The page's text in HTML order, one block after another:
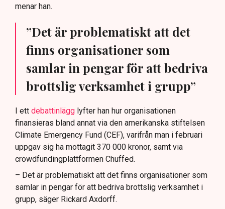
menar han.
”Det är problematiskt att det
finns organisationer som
samlar in pengar för att bedriva
brottslig verksamhet i grupp”
I ett debattinlägg lyfter han hur organisationen
finansieras bland annat via den amerikanska stiftelsen
Climate Emergency Fund (CEF), varifrån man i februari
uppgav sig ha mottagit 370 000 kronor, samt via
crowdfundingplattformen Chuffed.
– Det är problematiskt att det finns organisationer som
samlar in pengar för att bedriva brottslig verksamhet i
grupp, säger Rickard Axdorff.